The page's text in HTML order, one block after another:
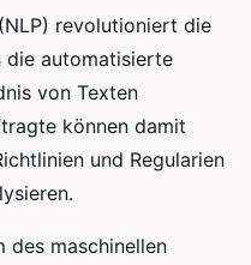
(NLP) revolutioniert die
die automatisierte
von Texten
können damit
und Regularien
des maschinellen